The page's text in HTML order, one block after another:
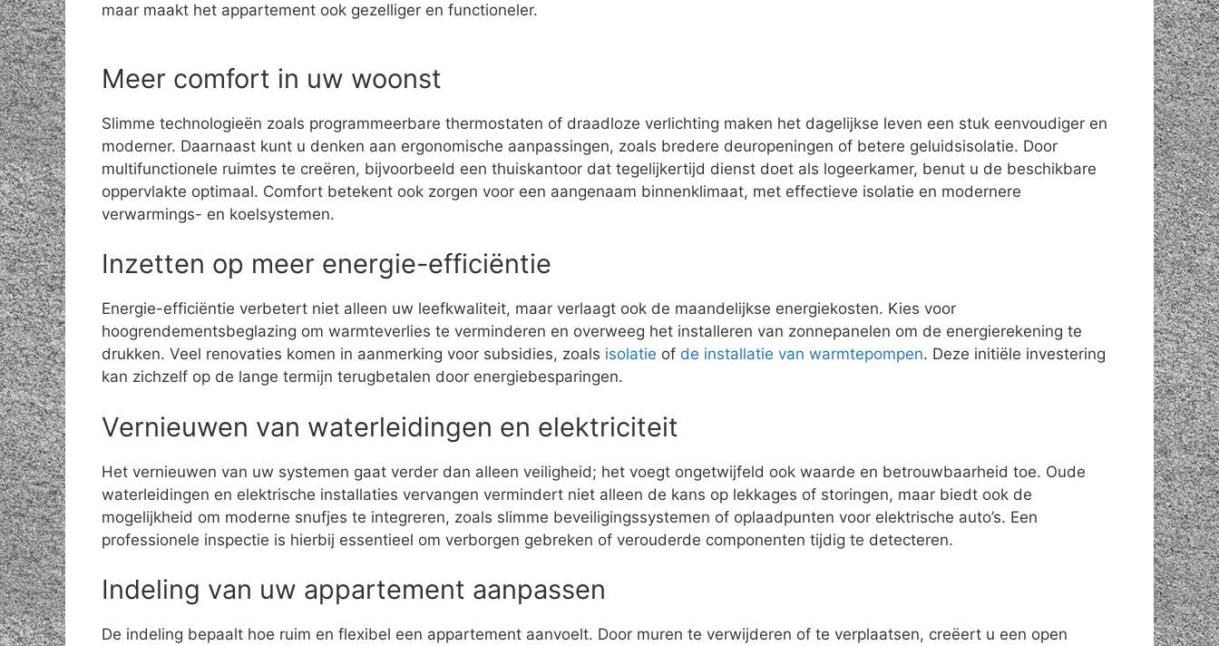
maar maakt het appartement ook gezelliger en functioneler.
Meer comfort in uw woonst
Slimme technologieën zoals programmeerbare thermostaten of draadloze verlichting maken het dagelijkse leven een stuk eenvoudiger en
moderner. Daarnaast kunt u denken aan ergonomische aanpassingen, zoals bredere deuropeningen of betere geluidsisolatie. Door
multifunctionele ruimtes te creëren, bijvoorbeeld een thuiskantoor dat tegelijkertijd dienst doet als logeerkamer, benut u de beschikbare
oppervlakte optimaal. Comfort betekent ook zorgen voor een aangenaam binnenklimaat, met effectieve isolatie en modernere
verwarmings- en koelsystemen.
Inzetten op meer energie-efficiëntie
Energie-efficiëntie verbetert niet alleen uw leefkwaliteit, maar verlaagt ook de maandelijkse energiekosten. Kies voor
hoogrendementsbeglazing om warmteverlies te verminderen en overweeg het installeren van zonnepanelen om de energierekening te
drukken. Veel renovaties komen in aanmerking voor subsidies, zoals isolatie of de installatie van warmtepompen. Deze initiële investering
kan zichzelf op de lange termijn terugbetalen door energiebesparingen.
Vernieuwen van waterleidingen en elektriciteit
Het vernieuwen van uw systemen gaat verder dan alleen veiligheid; het voegt ongetwijfeld ook waarde en betrouwbaarheid toe. Oude
waterleidingen en elektrische installaties vervangen vermindert niet alleen de kans op lekkages of storingen, maar biedt ook de
mogelijkheid om moderne snufjes te integreren, zoals slimme beveiligingssystemen of oplaadpunten voor elektrische auto’s. Een
professionele inspectie is hierbij essentieel om verborgen gebreken of verouderde componenten tijdig te detecteren.
Indeling van uw appartement aanpassen
De indeling bepaalt hoe ruim en flexibel een appartement aanvoelt. Door muren te verwijderen of te verplaatsen, creëert u een open